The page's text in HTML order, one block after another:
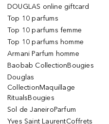
DOUGLAS online giftcard
Top 10 parfums
Top 10 parfums femme
Top 10 parfums homme
Armani Parfum homme
Baobab CollectionBougies
Douglas
CollectionMaquillage
RitualsBougies
Sol de JaneiroParfum
Yves Saint LaurentCoffrets